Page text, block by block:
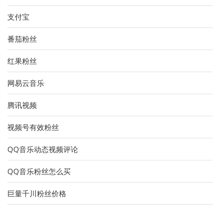
支付宝
番茄粉丝
红果粉丝
网易云音乐
腾讯视频
视频号有效粉丝
QQ音乐动态视频评论
QQ音乐粉丝怎么买
巨量千川粉丝价格